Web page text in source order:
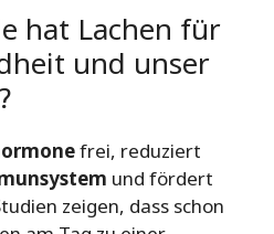
hat Lachen für
und unser
frei, reduziert
und fördert
zeigen, dass schon